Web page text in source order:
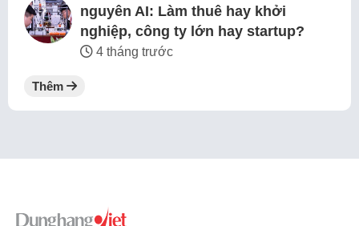
nguyên AI: Làm thuê hay khởi
nghiệp, công ty lớn hay startup?
4 tháng trước
Thêm